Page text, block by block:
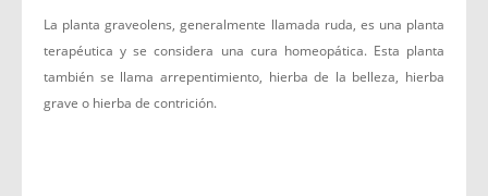
La planta graveolens, generalmente llamada ruda, es una planta
terapéutica y se considera una cura homeopática. Esta planta
también se llama arrepentimiento, hierba de la belleza, hierba
grave o hierba de contrición.